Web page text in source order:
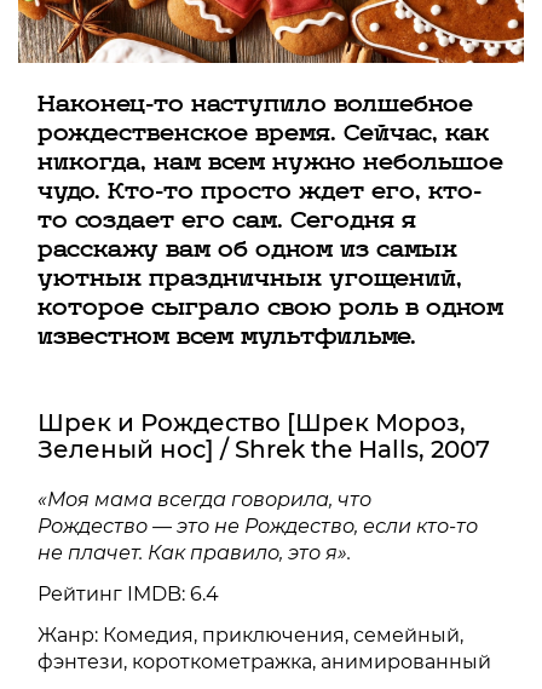
Наконец-то наступило волшебное
рождественское время. Сейчас, как
никогда, нам всем нужно небольшое
чудо. Кто-то просто ждет его, кто-
то создает его сам. Сегодня я
расскажу вам об одном из самых
уютных праздничных угощений,
которое сыграло свою роль в одном
известном всем мультфильме.
Шрек и Рождество [Шрек Мороз,
Зеленый нос] / Shrek the Halls, 2007
«Моя мама всегда говорила, что
Рождество — это не Рождество, если кто-то
не плачет. Как правило, это я».
Рейтинг IMDB: 6.4
Жанр: Комедия, приключения, семейный,
фэнтези, короткометражка, анимированный